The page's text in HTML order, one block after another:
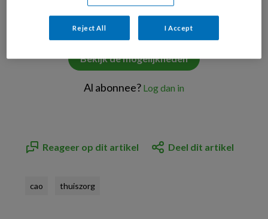
Verdien accreditatiepunten met TVV
Check
Bekijk de mogelijkheden
Al abonnee? Log dan in
Reageer op dit artikel Deel dit artikel
cao thuiszorg
Reject All I Accept